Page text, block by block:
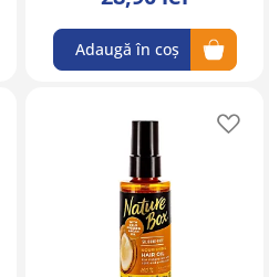
Adaugă în coș
Adaugă în lista de favorite